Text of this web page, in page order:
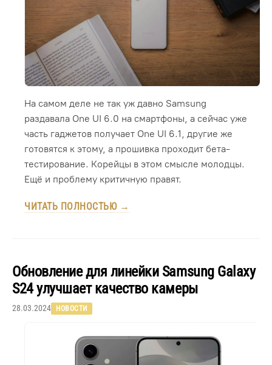
На самом деле не так уж давно Samsung
раздавала One UI 6.0 на смартфоны, а сейчас уже
часть гаджетов получает One UI 6.1, другие же
готовятся к этому, а прошивка проходит бета-
тестирование. Корейцы в этом смысле молодцы.
Ещё и проблему критичную правят.
ЧИТАТЬ ПОЛНОСТЬЮ →
Обновление для линейки Samsung Galaxy
S24 улучшает качество камеры
28.03.2024 НОВОСТИ